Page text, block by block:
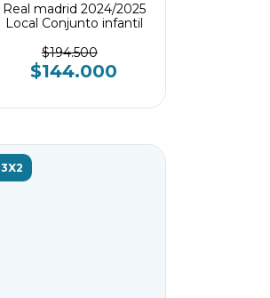
Real madrid 2024/2025
Local Conjunto infantil
$194.500
$144.000
3X2